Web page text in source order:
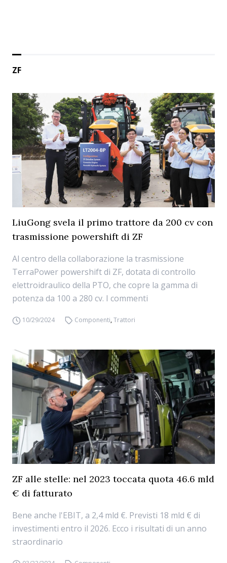
ZF
LiuGong svela il primo trattore da 200 cv con
trasmissione powershift di ZF
Al centro della collaborazione la trasmissione
TerraPower powershift di ZF, dotata di controllo
elettroidraulico della PTO, che copre la gamma di
potenza da 100 a 280 cv. I commenti
10/29/2024 Componenti,Trattori
ZF alle stelle: nel 2023 toccata quota 46.6 mld
€ di fatturato
Bene anche l'EBIT, a 2,4 mld €. Previsti 18 mld € di
investimenti entro il 2026. Ecco i risultati di un anno
straordinario